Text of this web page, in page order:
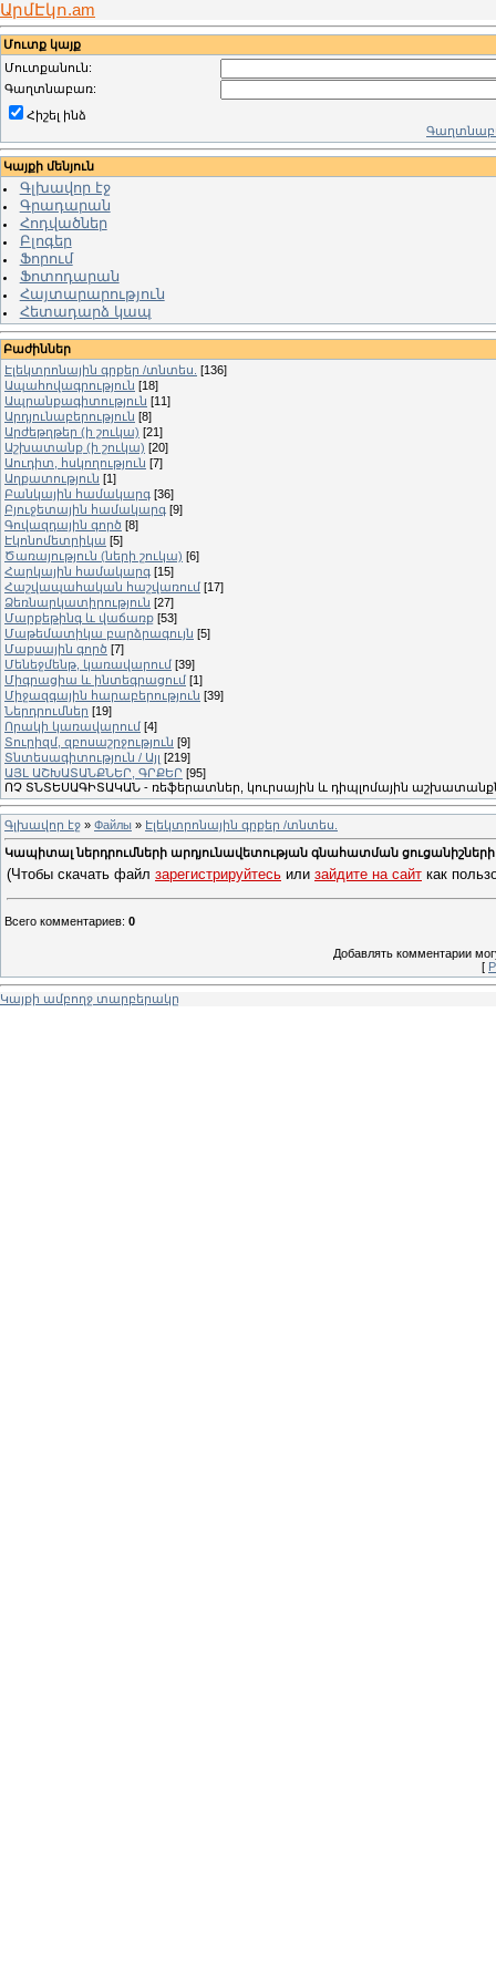
ԱրմԷկո.am
Մուտք կայք
Մուտքանուն:
Գաղտնաբառ:
Հիշել ինձ
Կայքի մենյուն
Գլխավոր էջ
Գրադարան
Հոդվածներ
Բլոգեր
Ֆորում
Ֆոտոդարան
Հայտարարություն
Հետադարձ կապ
Բաժիններ
Էլեկտրոնային գրքեր /տնտես. [136]
Ապահովագրություն [18]
Ապրանքագիտություն [11]
Արդյունաբերություն [8]
Արժեթղթեր (ի շուկա) [21]
Աշխատանք (ի շուկա) [20]
Աուդիտ, հսկողություն [7]
Աղքատություն [1]
Բանկային համակարգ [36]
Բյուջետային համակարգ [9]
Գովազդային գործ [8]
Էկոնոմետրիկա [5]
Ծառայություն (ների շուկա) [6]
Հարկային համակարգ [15]
Հաշվապահական հաշվառում [17]
Ձեռնարկատիրություն [27]
Մարքեթինգ և վաճառք [53]
Մաթեմատիկա բարձրագույն [5]
Մաքսային գործ [7]
Մենեջմենթ, կառավարում [39]
Միգրացիա և ինտեգրացում [1]
Միջազգային հարաբերություն [39]
Ներդրումներ [19]
Որակի կառավարում [4]
Տուրիզմ, զբոսաշրջություն [9]
Տնտեսագիտություն / Այլ [219]
ԱՅԼ ԱՇԽԱՏԱՆՔՆԵՐ, ԳՐՔԵՐ [95]
ՈՉ ՏՆՏԵՍԱԳԻՏԱԿԱՆ - ռեֆերատներ, կուրսային և դիպլոմային
Գլխավոր էջ » Файлы » Էլեկտրոնային գրքեր /տնտես.
Կապիտալ ներդրումների արդյունավետության գնահատման
(Чтобы скачать файл зарегистрируйтесь или зайдите на сайт как
Всего комментариев: 0
Добавлять комментарии
[
Կայքի ամբողջ տարբերակը